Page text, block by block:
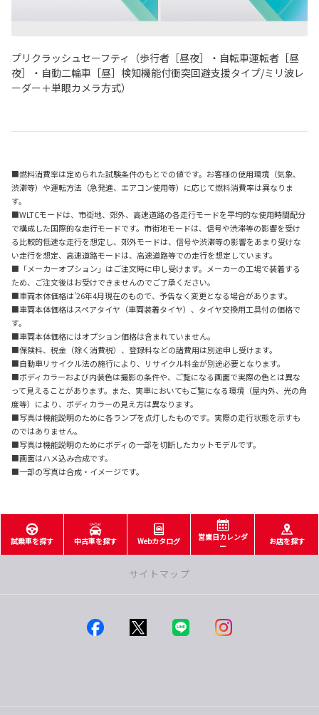
プリクラッシュセーフティ（歩行者［昼夜］・自転車運転者［昼
夜］・自動二輪車［昼］検知機能付衝突回避支援タイプ/ミリ波レ
ーダー＋単眼カメラ方式）
■燃料消費率は定められた試験条件のもとでの値です。お客様の使用環境（気象、
渋滞等）や運転方法（急発進、エアコン使用等）に応じて燃料消費率は異なりま
す。
■WLTCモードは、市街地、郊外、高速道路の各走行モードを平均的な使用時間配分
で構成した国際的な走行モードです。市街地モードは、信号や渋滞等の影響を受け
る比較的低速な走行を想定し、郊外モードは、信号や渋滞等の影響をあまり受けな
い走行を想定、高速道路モードは、高速道路等での走行を想定しています。
■「メーカーオプション」はご注文時に申し受けます。メーカーの工場で装着する
ため、ご注文後はお受けできませんのでご了承ください。
■車両本体価格は'26年4月現在のもので、予告なく変更となる場合があります。
■車両本体価格はスペアタイヤ（車両装着タイヤ）、タイヤ交換用工具付の価格で
す。
■車両本体価格にはオプション価格は含まれていません。
■保険料、税金（除く消費税）、登録料などの諸費用は別途申し受けます。
■自動車リサイクル法の施行により、リサイクル料金が別途必要となります。
■ボディカラーおよび内装色は撮影の条件や、ご覧になる画面で実際の色とは異な
って見えることがあります。また、実車においてもご覧になる環境（屋内外、光の角
度等）により、ボディカラーの見え方は異なります。
■写真は機能説明のために各ランプを点灯したものです。実際の走行状態を示すも
のではありません。
■写真は機能説明のためにボディの一部を切断したカットモデルです。
■画面はハメ込み合成です。
■一部の写真は合成・イメージです。
試乗車を探す 中古車を探す Webカタログ
営業日カレンダ
ー
お店を探す
サイトマップ